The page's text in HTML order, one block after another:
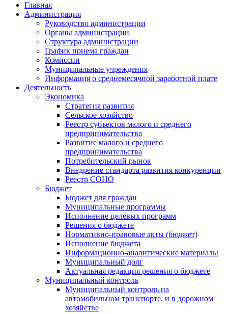
Главная
Администрация
Руководство администрации
Органы администрации
Структура администрации
График приема граждан
Комиссии
Муниципальные учреждения
Информация о среднемесячной заработной плате
Деятельность
Экономика
Стратегия развития
Сельское хозяйство
Реестр субъектов малого и среднего
предпринимательства
Развитие малого и среднего
предпринимательства
Потребительский рынок
Внедрение стандарта развития конкуренции
Реестр СОНО
Бюджет
Бюджет для граждан
Муниципальные программы
Исполнение целевых программ
Решения о бюджете
Нормативно-правовые акты (бюджет)
Исполнение бюджета
Информационно-аналитические материалы
Муниципальный долг
Актуальная редакция решения о бюджете
Муниципальный контроль
Муниципальный контроль на
автомобильном транспорте, и в дорожном
хозяйстве